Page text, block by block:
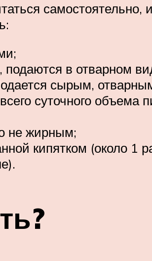
в отварном
сырым,
суточного объема
не жирным;
кипятком (около 1